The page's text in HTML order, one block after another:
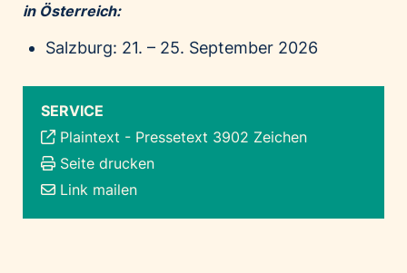
in Österreich:
Salzburg: 21. – 25. September 2026
SERVICE
Plaintext - Pressetext 3902 Zeichen
Seite drucken
Link mailen